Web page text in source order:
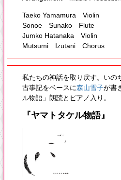
Taeko Yamamura Violin
Sonoe Sunako Flute
Jumko Hatanaka Violin
Mutsumi Izutani Chorus
私たちの神話を取り戻す。いの
古事記をベースに森山雪子が書
ル物語」朗読とピアノ入り。
『ヤマトタケル物語』